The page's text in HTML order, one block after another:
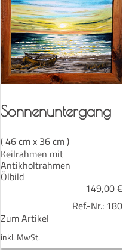
Son­nen­un­ter­gang
( 46 cm x 36 cm )
Keilrahmen mit
Antikholtrahmen
Ölbild
149,00€
Ref.-Nr.: 180
Zum Artikel
inkl. MwSt.